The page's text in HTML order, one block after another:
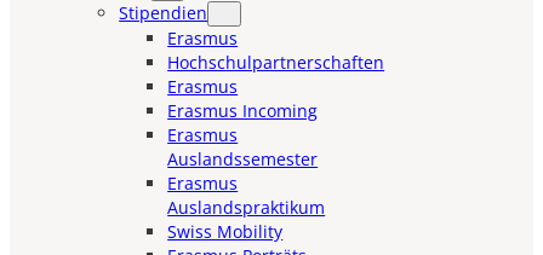
Stipendien
Erasmus
Hochschulpartnerschaften
Erasmus
Erasmus Incoming
Erasmus
Auslandssemester
Erasmus
Auslandspraktikum
Swiss Mobility